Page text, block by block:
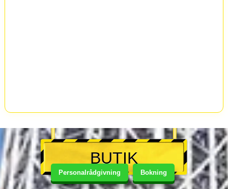
Personalrådgivning Bokning
BUTIK